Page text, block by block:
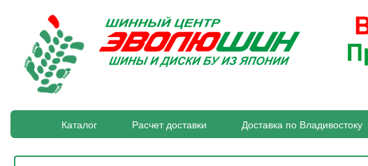
Каталог Расчет доставки Доставка по Владивостоку